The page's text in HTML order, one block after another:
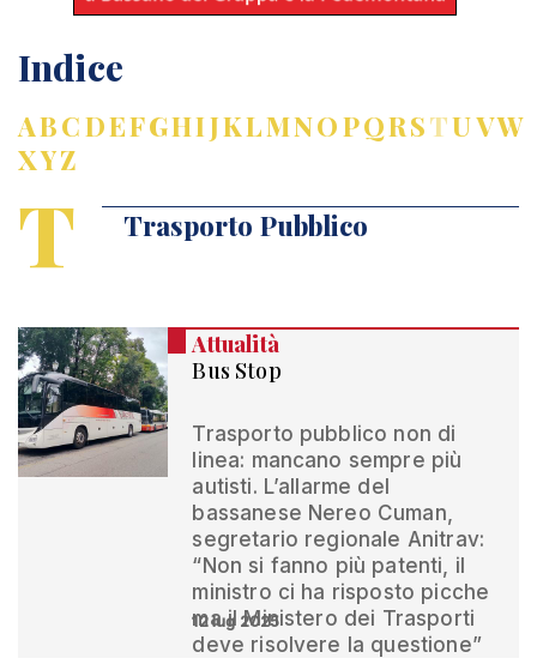
Indice
ABCDEFGHIJKLMNOPQRSTUVW
XYZ
T Trasporto Pubblico
Attualità
Bus Stop
Trasporto pubblico non di
linea: mancano sempre più
autisti. L’allarme del
bassanese Nereo Cuman,
segretario regionale Anitrav:
“Non si fanno più patenti, il
ministro ci ha risposto picche
ma il Ministero dei Trasporti
deve risolvere la questione”
12 lug 2025